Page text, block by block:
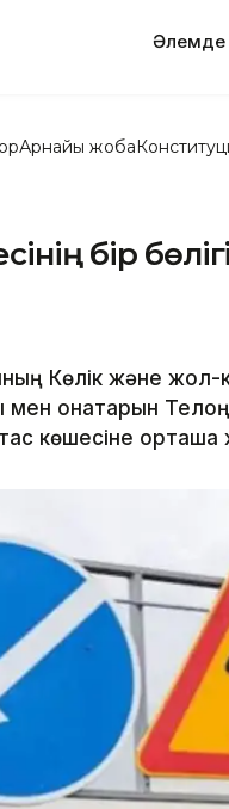
Әлемде
Арнайы жоба
бір
Көлік және жол-
қонақтарын
көшесіне орташа